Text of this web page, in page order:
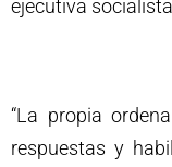
ejecutiva
“La propia
respuestas y